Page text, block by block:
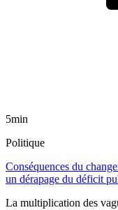
5min
Politique
Conséquences du
un dérapage du déficit
La multiplication des